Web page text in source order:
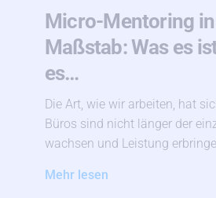
Micro-Mentoring
Maßstab: Was es
es…
Die Art, wie wir arbeiten, hat
Büros sind nicht länger der
wachsen und Leistung
Mehr lesen